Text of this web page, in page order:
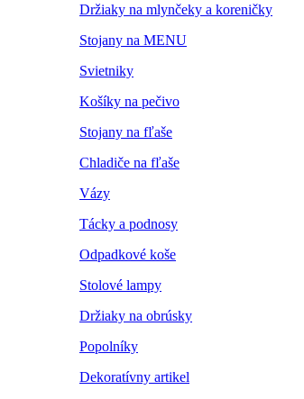
Držiaky na mlynčeky a koreničky
Stojany na MENU
Svietniky
Košíky na pečivo
Stojany na fľaše
Chladiče na fľaše
Vázy
Tácky a podnosy
Odpadkové koše
Stolové lampy
Držiaky na obrúsky
Popolníky
Dekoratívny artikel